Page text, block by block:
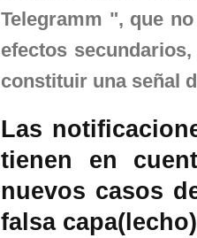
Telegramm ", que
efectos
constituir una señal
Las
tienen en
nuevos casos
falsa